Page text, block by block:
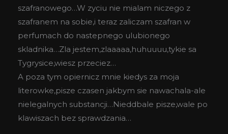
szafranowego…W zyciu nie mialam niczego z
szafranem na sobie,i teraz zaliczam szafran w
perfumach do nastepnego ulubionego
skladnika…Zla jestem,zlaaaaa,huhuuuu,tykie sa
Tygrysice,wiesz przeciez…
A poza tym opiernicz mnie kiedys za moja
literowke,pisze czasen jakbym sie nawachala-ale
nielegalnych substancji…Nieddbale pisze,wale po
klawiszach bez sprawdzania…